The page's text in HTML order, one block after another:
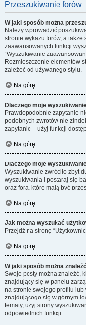
Przeszukiwanie forów
W jaki sposób można
Należy wprowadzić
stronie wykazu forów, a także
zaawansowanych funkcji
“Wyszukiwanie
Rozmieszczenie elementów
zależeć od używanego stylu.
Na górę
Dlaczego moje
Prawdopodobnie zapytanie
podobnych zwrotów nie
zapytanie – użyj funkcji
Na górę
Dlaczego moje
Wyszukiwanie zwróciło zbyt
wyszukiwania i postaraj się
oraz fora, które mają być
Na górę
Jak można wyszukać
Przejdź na stronę
Na górę
W jaki sposób można
Swoje posty można znaleźć,
znajdujący się w panelu
na stronie swojego profilu lub
znajdującego się w górnym
tematy, użyj strony
odpowiednich funkcji.